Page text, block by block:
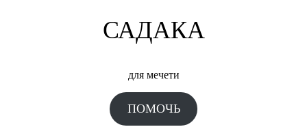
САДАКА
для мечети
ПОМОЧЬ